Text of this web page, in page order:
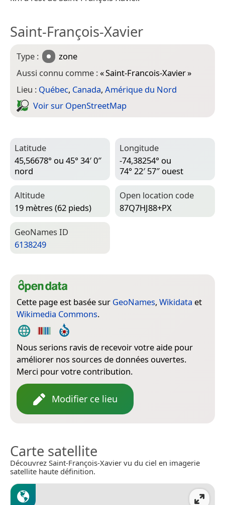
Saint-François-Xavier
Type :
zone
Aussi connu comme :«Saint-Francois-Xavier»
Lieu : Québec, Canada, Amérique du Nord
Voir sur Open­Street­Map
Latitude
45,56678° ou 45° 34′ 0″
nord
Longitude
-74,38254° ou
74° 22′ 57″ ouest
Altitude
19 mètres (62 pieds)
Open location code
87Q7HJ88+PX
Geo­Names ID
6138249
Cette page est basée sur GeoNames, Wikidata et
Wikimedia Commons.
Nous serions ravis de recevoir votre aide pour
améliorer nos sources de données ouvertes.
Merci pour votre contribution.
Modifier ce lieu
Carte satellite
Découvrez Saint-François-Xavier vu du ciel en imagerie
satellite haute définition.